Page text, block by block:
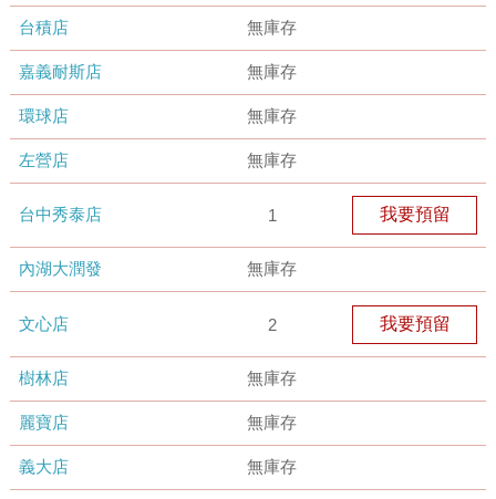
台積店 無庫存
嘉義耐斯店 無庫存
環球店 無庫存
左營店 無庫存
台中秀泰店 1 我要預留
內湖大潤發 無庫存
文心店 2 我要預留
樹林店 無庫存
麗寶店 無庫存
義大店 無庫存